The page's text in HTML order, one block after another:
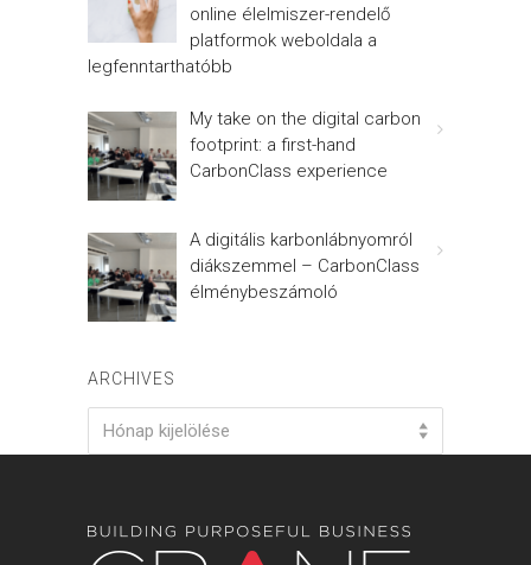
online élelmiszer-rendelő
platformok weboldala a
legfenntarthatóbb
My take on the digital carbon
footprint: a first-hand
CarbonClass experience
A digitális karbonlábnyomról
diákszemmel – CarbonClass
élménybeszámoló
ARCHIVES
Hónap kijelölése